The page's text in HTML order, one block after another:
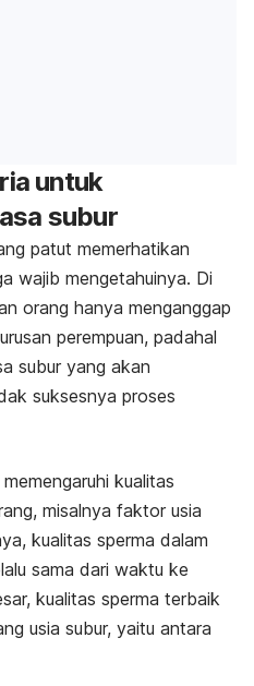
untuk
subur
patut memerhatikan
wajib mengetahuinya. Di
orang hanya menganggap
perempuan, padahal
subur yang akan
suksesnya proses
kualitas
misalnya faktor usia
kualitas sperma dalam
sama dari waktu ke
kualitas sperma terbaik
usia subur, yaitu antara